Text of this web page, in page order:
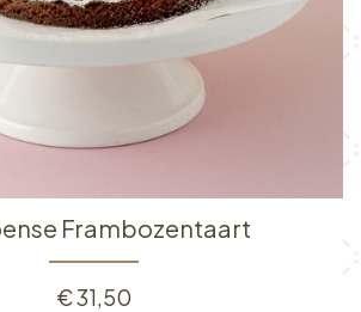
Frambozentaart
€31,50